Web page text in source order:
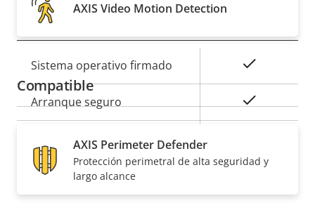
Seguridad
Descripción
de
propiedad
Valor de
la
Sistema operativo firmado
Arranque seguro
Secure keystore
Element (CC
AXIS Video Motion Detection
Compatible
AXIS Perimeter Defender
Protección perimetral de alta seguridad y
largo alcance